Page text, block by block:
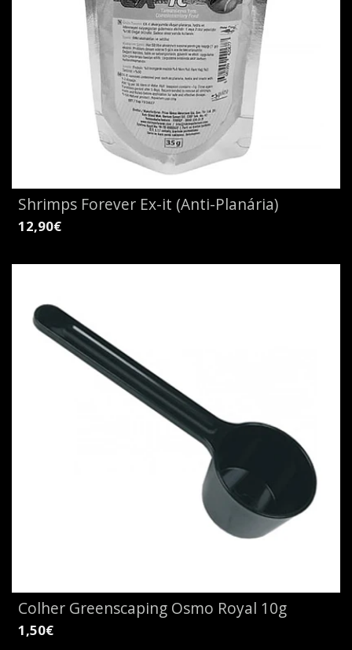
Shrimps Forever Ex-it (Anti-Planária)
12,90€
Colher Greenscaping Osmo Royal 10g
1,50€